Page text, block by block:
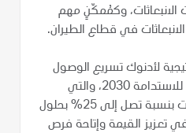
وكمُمكّنٍ مهم
في قطاع الطيران.
لأدنوك تسريع الوصول
إلى أهداف خطتها الشاملة للاستدامة 2030، والتي
تشمل خفض كثافة الانبعاثات بنسبة تصل إلى 25% بحلول
في تعزيز القيمة وإتاحة فرص